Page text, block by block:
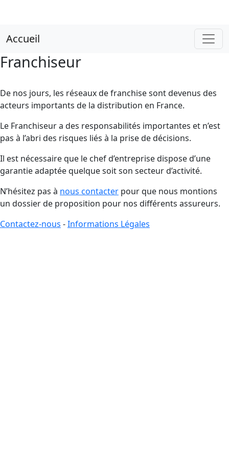
Accueil
Franchiseur
De nos jours, les réseaux de franchise sont devenus des
acteurs importants de la distribution en France.
Le Franchiseur a des responsabilités importantes et n’est
pas à l’abri des risques liés à la prise de décisions.
Il est nécessaire que le chef d’entreprise dispose d’une
garantie adaptée quelque soit son secteur d’activité.
N’hésitez pas à nous contacter pour que nous montions
un dossier de proposition pour nos différents assureurs.
Contactez-nous -Informations Légales